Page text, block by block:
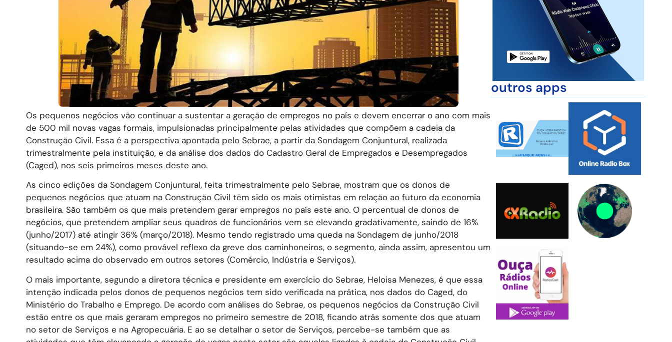
Os pequenos negócios vão continuar a sustentar a geração de empregos no país e devem encerrar o ano com mais
de 500 mil novas vagas formais, impulsionadas principalmente pelas atividades que compõem a cadeia da
Construção Civil. Essa é a perspectiva apontada pelo Sebrae, a partir da Sondagem Conjuntural, realizada
trimestralmente pela instituição, e da análise dos dados do Cadastro Geral de Empregados e Desempregados
(Caged), nos seis primeiros meses deste ano.
As cinco edições da Sondagem Conjuntural, feita trimestralmente pelo Sebrae, mostram que os donos de
pequenos negócios que atuam na Construção Civil têm sido os mais otimistas em relação ao futuro da economia
brasileira. São também os que mais pretendem gerar empregos no país este ano. O percentual de donos de
negócios, que pretendem ampliar seus quadros de funcionários vem se elevando gradativamente, saindo de 16%
(junho/2017) até atingir 36% (março/2018). Mesmo tendo registrado uma queda na Sondagem de junho/2018
(situando-se em 24%), como provável reflexo da greve dos caminhoneiros, o segmento, ainda assim, apresentou um
resultado acima do observado em outros setores (Comércio, Indústria e Serviços).
O mais importante, segundo a diretora técnica e presidente em exercício do Sebrae, Heloisa Menezes, é que essa
intenção indicada pelos donos de pequenos negócios tem sido verificada na prática, nos dados do Caged, do
Ministério do Trabalho e Emprego. De acordo com análises do Sebrae, os pequenos negócios da Construção Civil
estão entre os que mais geraram empregos no primeiro semestre de 2018, ficando atrás somente dos que atuam
no setor de Serviços e na Agropecuária. E ao se detalhar o setor de Serviços, percebe-se também que as
outros apps